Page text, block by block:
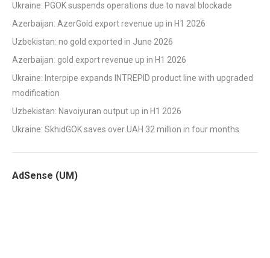
Ukraine: PGOK suspends operations due to naval blockade
Azerbaijan: AzerGold export revenue up in H1 2026
Uzbekistan: no gold exported in June 2026
Azerbaijan: gold export revenue up in H1 2026
Ukraine: Interpipe expands INTREPID product line with upgraded
modification
Uzbekistan: Navoiyuran output up in H1 2026
Ukraine: SkhidGOK saves over UAH 32 million in four months
AdSense (UM)